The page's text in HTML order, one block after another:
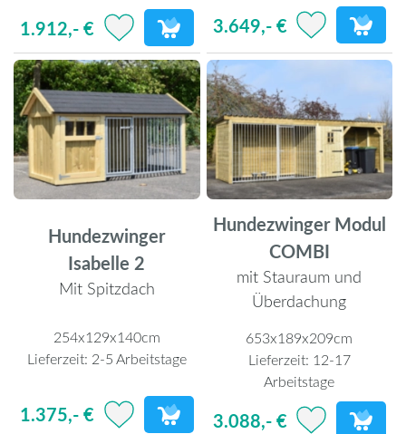
1.912,- € 3.649,- €
Hundezwinger
Isabelle 2
Mit Spitzdach
254x129x140cm
Lieferzeit: 2-5 Arbeitstage
1.375,- €
Hundezwinger Modul
COMBI
mit Stauraum und
Überdachung
653x189x209cm
Lieferzeit: 12-17
Arbeitstage
3.088,- €